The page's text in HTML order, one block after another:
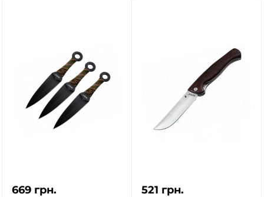
669 грн. 521 грн.